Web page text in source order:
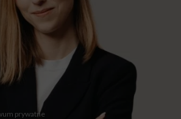
prywatne